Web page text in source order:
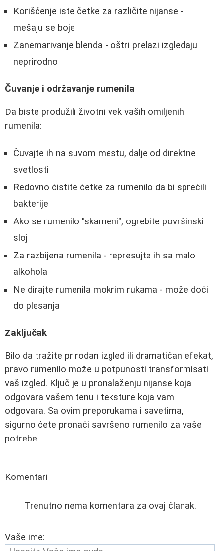
Korišćenje iste četke za različite nijanse -
mešaju se boje
Zanemarivanje blenda - oštri prelazi izgledaju
neprirodno
Čuvanje i održavanje rumenila
Da biste produžili životni vek vaših omiljenih
rumenila:
Čuvajte ih na suvom mestu, dalje od direktne
svetlosti
Redovno čistite četke za rumenilo da bi sprečili
bakterije
Ako se rumenilo "skameni", ogrebite površinski
sloj
Za razbijena rumenila - represujte ih sa malo
alkohola
Ne dirajte rumenila mokrim rukama - može doći
do plesanja
Zaključak
Bilo da tražite prirodan izgled ili dramatičan efekat,
pravo rumenilo može u potpunosti transformisati
vaš izgled. Ključ je u pronalaženju nijanse koja
odgovara vašem tenu i teksture koja vam
odgovara. Sa ovim preporukama i savetima,
sigurno ćete pronaći savršeno rumenilo za vaše
potrebe.
Komentari
Trenutno nema komentara za ovaj članak.
Vaše ime: